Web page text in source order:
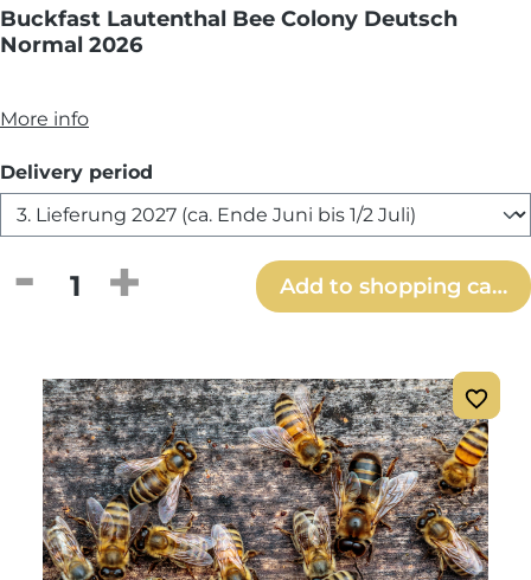
Buckfast Lautenthal Bee Colony Deutsch
Normal 2026
More info
Select
Delivery period
Product Quantity: Enter the desired
Add to shopping cart